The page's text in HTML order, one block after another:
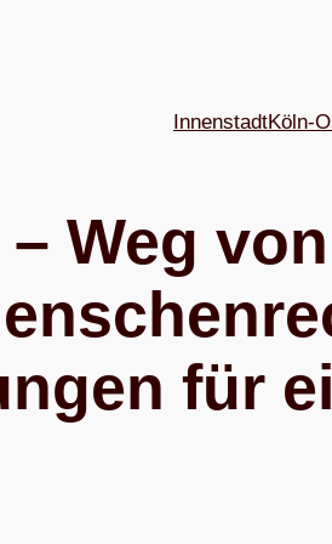
InnenstadtKöln-
Weg
für